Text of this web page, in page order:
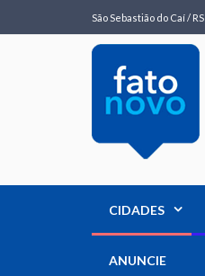
São Sebastião do Caí / RS
CIDADES
ANUNCIE